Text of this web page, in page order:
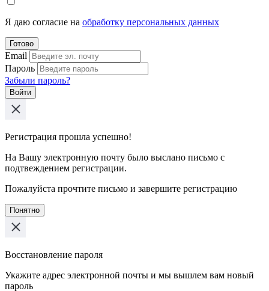
Я даю согласие на обработку персональных данных
Готово
Email
Пароль
Забыли пароль?
Войти
Регистрация прошла успешно!
На Вашу электронную почту было выслано письмо с
подтвеждением регистрации.
Пожалуйста прочтите письмо и завершите регистрацию
Понятно
Восстановление пароля
Укажите адрес электронной почты и мы вышлем вам новый
пароль